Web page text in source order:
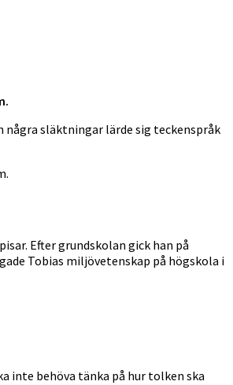
några släktningar lärde sig teckenspråk
Efter grundskolan gick han på
Tobias miljövetenskap på högskola i
inte behöva tänka på hur tolken ska